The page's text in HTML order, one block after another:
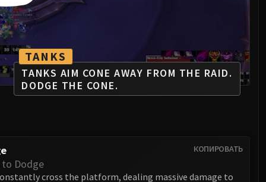
TANKS
TANKS AIM CONE AWAY FROM THE RAID.
DODGE THE CONE.
КОПИРОВАТЬ
to Dodge
cross the platform, dealing massive damage to